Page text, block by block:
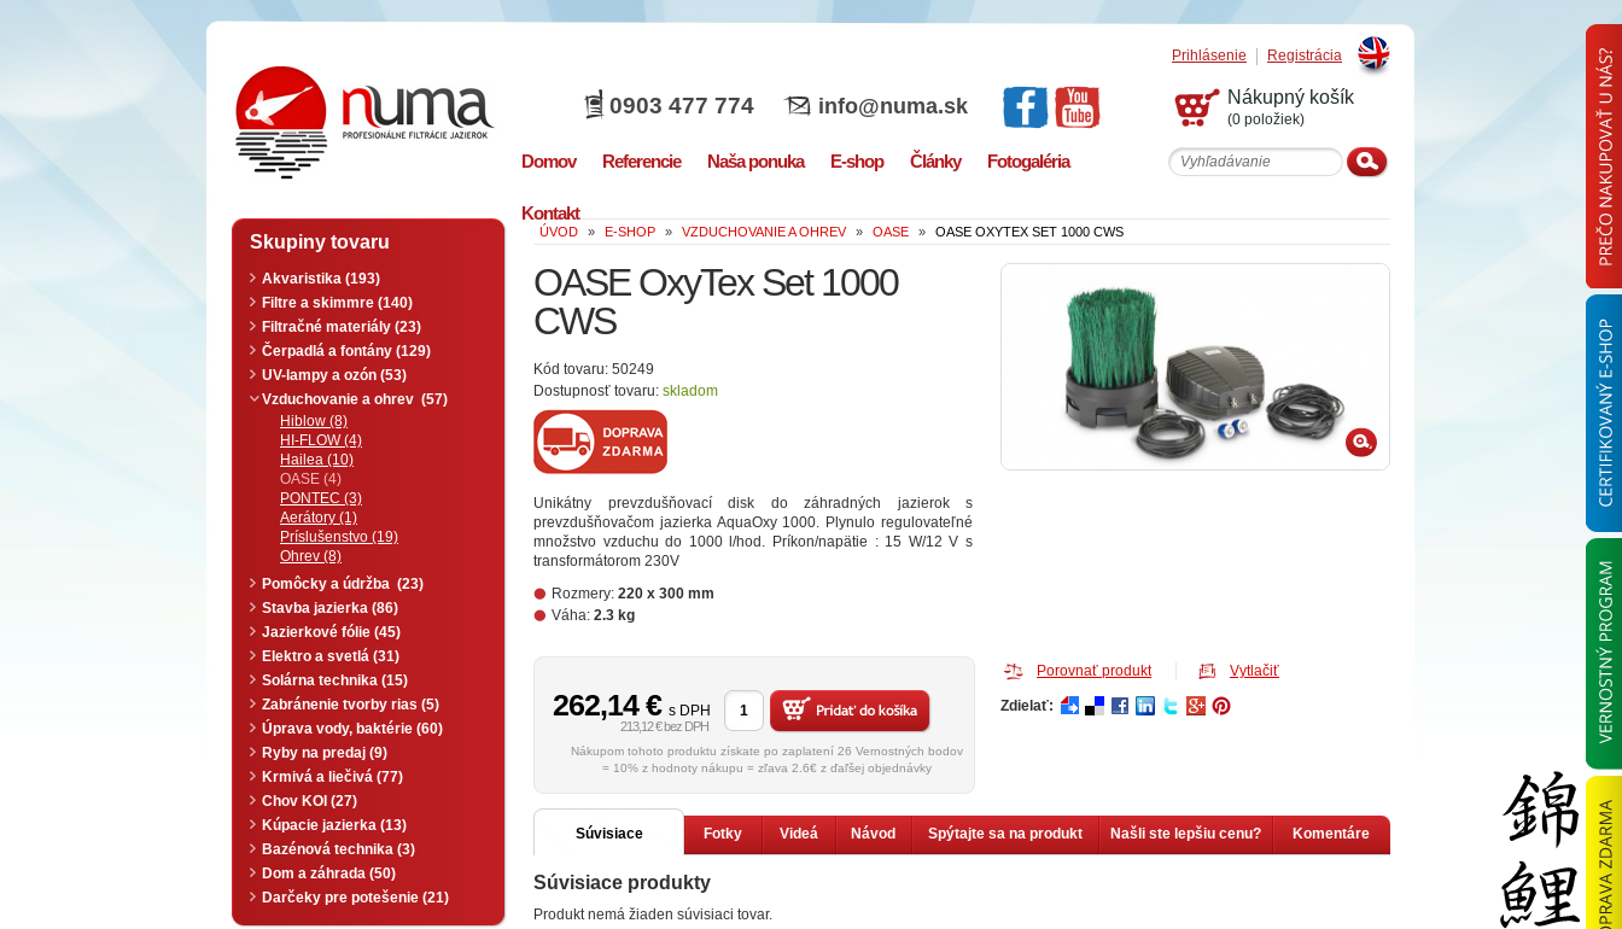
Registrácia
Prihlásenie
numa Nákupný košík
(0 položiek)
0903 477 774 info@numa.sk
Domov Referencie Naša ponuka E-shop Články Fotogaléria
Kontakt
ÚVOD » E-SHOP » VZDUCHOVANIE A OHREV » OASE » OASE OXYTEX SET 1000 CWS
OASE OxyTex Set 1000
CWS
Kód tovaru: 50249
Dostupnosť tovaru: skladom
Unikátny prevzdušňovací disk do záhradných jazierok s
prevzdušňovačom jazierka AquaOxy 1000. Plynulo regulovateľné
množstvo vzduchu do 1000 l/hod. Príkon/napätie : 15 W/12 V s
transformátorom 230V
Rozmery: 220 x 300 mm
Váha: 2.3 kg
262,14€ s DPH
213,12 € bez DPH
Nákupom tohoto produktu získate po zaplatení 26 Vernostných bodov
= 10% z hodnoty nákupu = zľava 2.6€ z ďaľšej objednávky
Porovnať produkt Vytlačiť
Zdielať:
Súvisiace
produkty
Fotky Videá Návod Spýtajte sa na produkt Našli ste lepšiu cenu? Komentáre
Súvisiace produkty
Produkt nemá žiaden súvisiaci tovar.
Skupiny tovaru
Akvaristika (193)
Filtre a skimmre (140)
Filtračné materiály (23)
Čerpadlá a fontány (129)
UV-lampy a ozón (53)
Vzduchovanie a ohrev (57)
Hiblow (8)
HI-FLOW (4)
Hailea (10)
OASE (4)
PONTEC (3)
Aerátory (1)
Príslušenstvo (19)
Ohrev (8)
Pomôcky a údržba (23)
Stavba jazierka (86)
Jazierkové fólie (45)
Elektro a svetlá (31)
Solárna technika (15)
Zabránenie tvorby rias (5)
Úprava vody, baktérie (60)
Ryby na predaj (9)
Krmivá a liečivá (77)
Chov KOI (27)
Kúpacie jazierka (13)
Bazénová technika (3)
Dom a záhrada (50)
Darčeky pre potešenie (21)